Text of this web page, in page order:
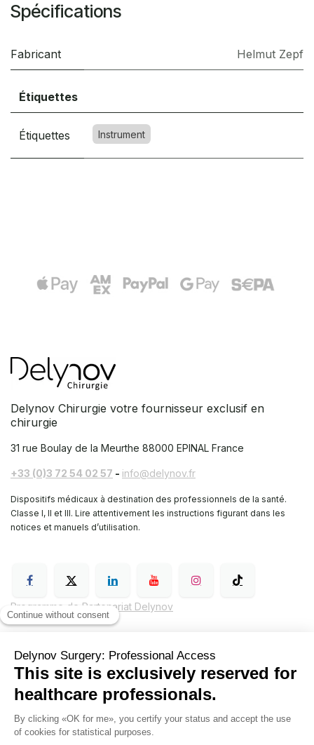
Spécifications
Fabricant Helmut Zepf
Étiquettes
Étiquettes Instrument
Delynov Chirurgie votre fournisseur exclusif en
chirurgie
31 rue Boulay de la Meurthe 88000 EPINAL France
+33 (0)3 72 54 02 57 - info@delynov.fr
Dispositifs médicaux à destination des professionnels de la santé.
Classe I, II et III. Lire attentivement les instructions figurant dans les
notices et manuels d’utilisation.
Programme de Partenariat Delynov
Conditions générales de vente (CGV)
Mentions légales
Politique de confidentialité de Delynov Chirurgie
Hyginov